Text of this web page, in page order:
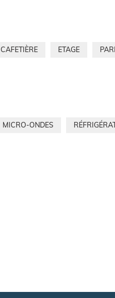
CAFETIÈRE ETAGE
MICRO-ONDES